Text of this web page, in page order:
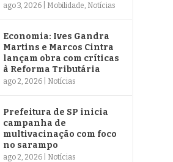
ago 3, 2026 Mobilidade, Notícias
Economia: Ives Gandra
Martins e Marcos Cintra
lançam obra com críticas
à Reforma Tributária
ago 2, 2026 Notícias
Prefeitura de SP inicia
campanha de
multivacinação com foco
no sarampo
ago 2, 2026 Notícias